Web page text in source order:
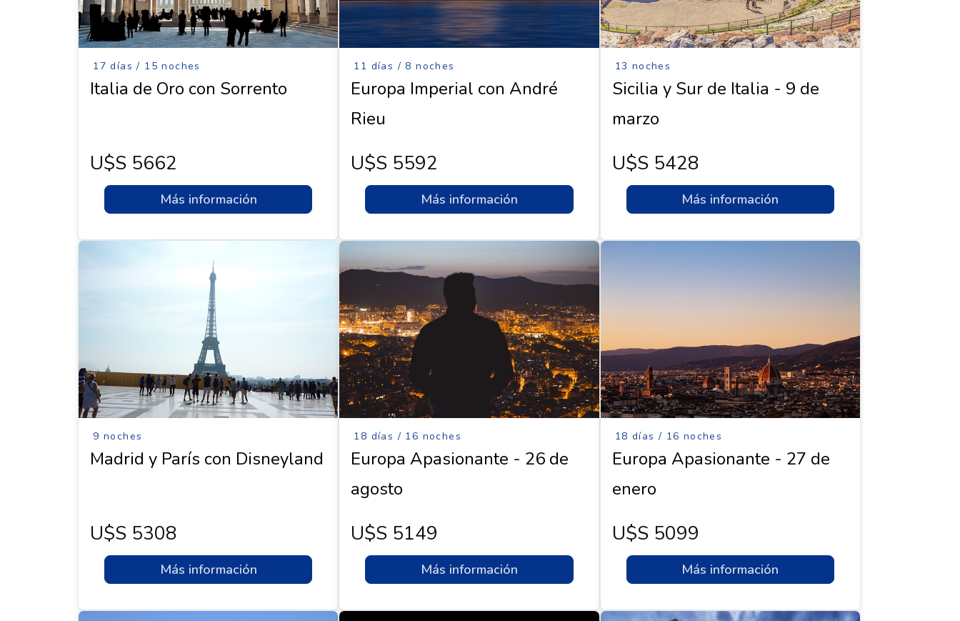
17 días / 15 noches
Italia de Oro con Sorrento
U$s 5662
Más información
11 días / 8 noches
Europa Imperial con André
Rieu
U$s 5592
Más información
13 noches
Sicilia y Sur de Italia - 9 de
marzo
U$s 5428
Más información
9 noches
Madrid y París con Disneyland
U$s 5308
Más información
18 días / 16 noches
Europa Apasionante - 26 de
agosto
U$s 5149
Más información
18 días / 16 noches
Europa Apasionante - 27 de
enero
U$s 5099
Más información